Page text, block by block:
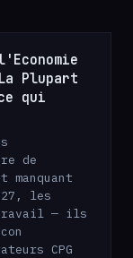
Plupart
qui
de
les
travail — ils
CPG